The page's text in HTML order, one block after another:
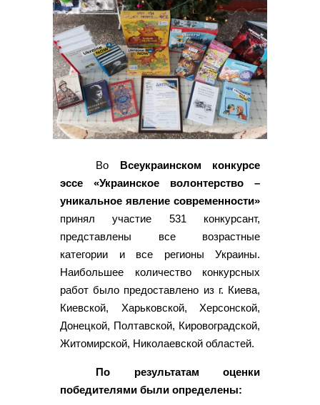
Во Всеукраинском конкурсе
эссе «Украинское волонтерство –
уникальное явление современности»
принял участие 531 конкурсант,
представлены все возрастные
категории и все регионы Украины.
Наибольшее количество конкурсных
работ было предоставлено из г. Киева,
Киевской, Харьковской, Херсонской,
Донецкой, Полтавской, Кировоградской,
Житомирской, Николаевской областей.
По результатам оценки
победителями были определены: